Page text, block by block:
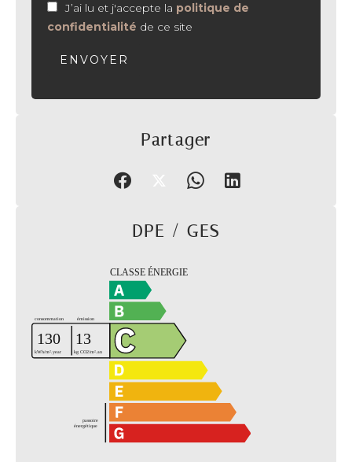
J’ai lu et j'accepte la politique de
confidentialité de ce site
ENVOYER
Partager
DPE / GES